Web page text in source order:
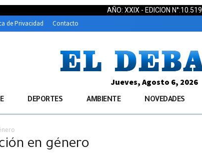
AÑO: XXIX - EDICION N°:10.519
de Privacidad Contacto
Jueves, Agosto 6, 2026
DEPORTES AMBIENTE NOVEDADES
en género